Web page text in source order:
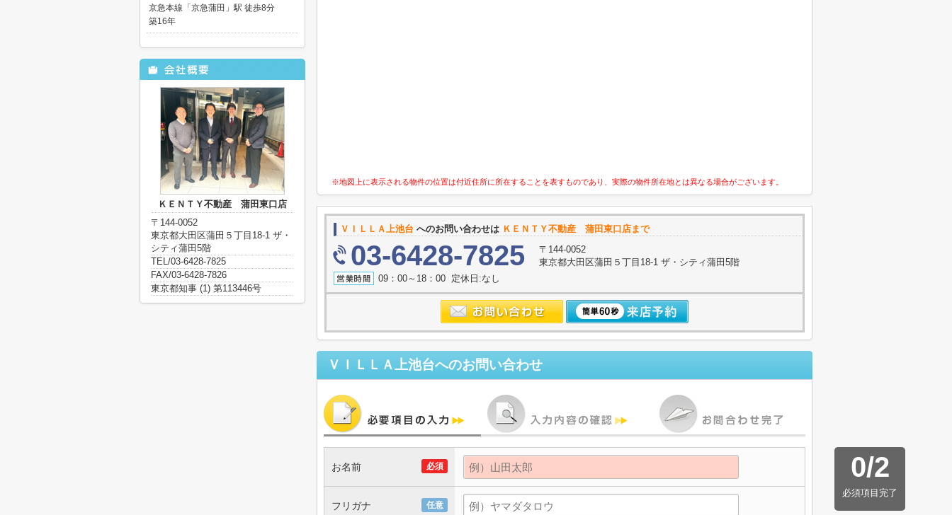
※地図上に表示される物件の位置は付近住所に所在することを表すものであり、実際の物件所在地とは異なる場合がございます。
ＶＩＬＬＡ上池台 へのお問い合わせは ＫＥＮＴＹ不動産 蒲田東口店まで
03-6428-7825
〒144-0052
東京都大田区蒲田５丁目18-1 ザ・シティ蒲田5階
09：00～18：00 定休日:なし
ＶＩＬＬＡ上池台へのお問い合わせ
0/2
必須項目完了
必須
お名前
任意
フリガナ
京急本線「京急蒲田」駅 徒歩8分
築16年
ＫＥＮＴＹ不動産 蒲田東口店
〒144-0052
東京都大田区蒲田５丁目18-1 ザ・
シティ蒲田5階
TEL/03-6428-7825
FAX/03-6428-7826
東京都知事 (1) 第113446号